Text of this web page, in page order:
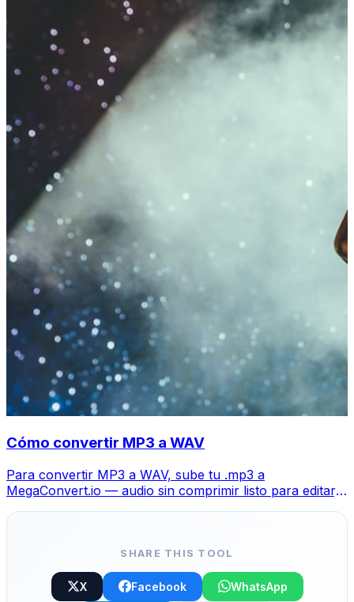
Cómo convertir MP3 a WAV
Para convertir MP3 a WAV, sube tu .mp3 a
MegaConvert.io — audio sin comprimir listo para editar,
SHARE THIS TOOL
X Facebook WhatsApp